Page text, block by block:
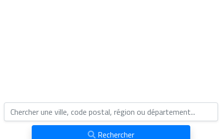
Rechercher